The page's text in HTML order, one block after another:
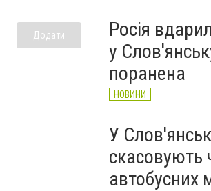
Додати
Росія
у
поранена
НОВИНИ
У
скасовують
автобусних